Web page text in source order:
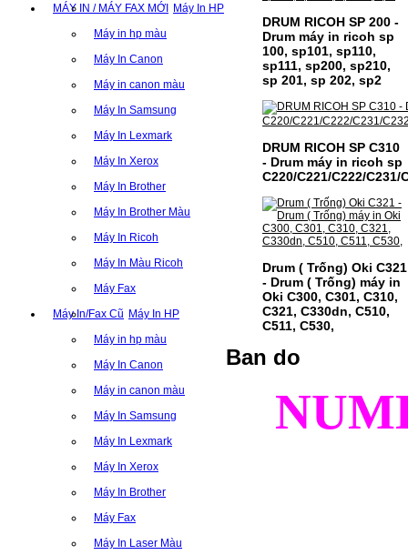
MÁY IN / MÁY FAX MỚI Máy In HP
Máy in hp màu
Máy In Canon
Máy in canon màu
Máy In Samsung
Máy In Lexmark
Máy In Xerox
Máy In Brother
Máy In Brother Màu
Máy In Ricoh
Máy In Màu Ricoh
Máy Fax
Máy In/Fax Cũ Máy In HP
Máy in hp màu
Máy In Canon
Máy in canon màu
Máy In Samsung
Máy In Lexmark
Máy In Xerox
Máy In Brother
Máy Fax
Máy In Laser Màu
DRUM RICOH SP 200 -
Drum máy in ricoh sp
100, sp101, sp110,
sp111, sp200, sp210,
sp 201, sp 202, sp2
DRUM RICOH SP C310
- Drum máy in ricoh sp
C220/C221/C222/C231/
Drum ( Trống) Oki C321
- Drum ( Trống) máy in
Oki C300, C301, C310,
C321, C330dn, C510,
C511, C530,
Ban do